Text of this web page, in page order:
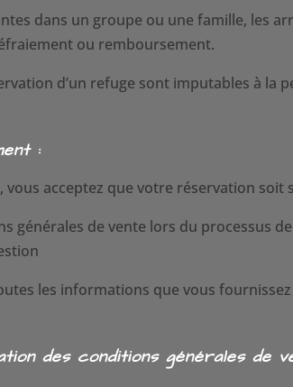
dans un groupe ou une famille, les
ou remboursement.
d’un refuge sont imputables à la
:
vous acceptez que votre réservation soit
générales de vente lors du processus
les informations que vous
des conditions générales de